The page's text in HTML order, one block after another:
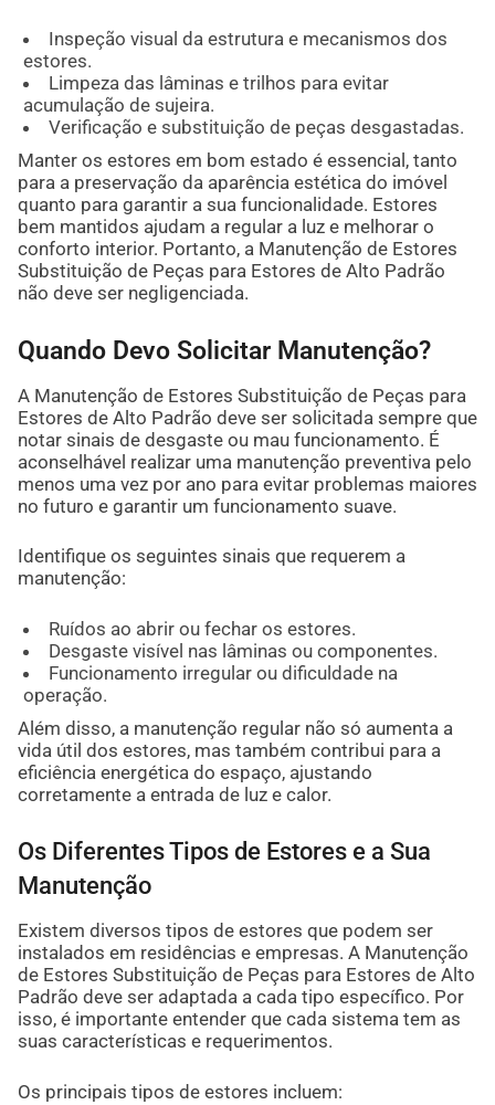
Inspeção visual da estrutura e mecanismos dos
estores.
Limpeza das lâminas e trilhos para evitar
acumulação de sujeira.
Verificação e substituição de peças desgastadas.
Manter os estores em bom estado é essencial, tanto
para a preservação da aparência estética do imóvel
quanto para garantir a sua funcionalidade. Estores
bem mantidos ajudam a regular a luz e melhorar o
conforto interior. Portanto, a Manutenção de Estores
Substituição de Peças para Estores de Alto Padrão
não deve ser negligenciada.
Quando Devo Solicitar Manutenção?
A Manutenção de Estores Substituição de Peças para
Estores de Alto Padrão deve ser solicitada sempre que
notar sinais de desgaste ou mau funcionamento. É
aconselhável realizar uma manutenção preventiva pelo
menos uma vez por ano para evitar problemas maiores
no futuro e garantir um funcionamento suave.
Identifique os seguintes sinais que requerem a
manutenção:
Ruídos ao abrir ou fechar os estores.
Desgaste visível nas lâminas ou componentes.
Funcionamento irregular ou dificuldade na
operação.
Além disso, a manutenção regular não só aumenta a
vida útil dos estores, mas também contribui para a
eficiência energética do espaço, ajustando
corretamente a entrada de luz e calor.
Os Diferentes Tipos de Estores e a Sua
Manutenção
Existem diversos tipos de estores que podem ser
instalados em residências e empresas. A Manutenção
de Estores Substituição de Peças para Estores de Alto
Padrão deve ser adaptada a cada tipo específico. Por
isso, é importante entender que cada sistema tem as
suas características e requerimentos.
Os principais tipos de estores incluem: